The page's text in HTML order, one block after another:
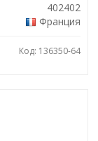
402402
Франция
Код: 136350-64